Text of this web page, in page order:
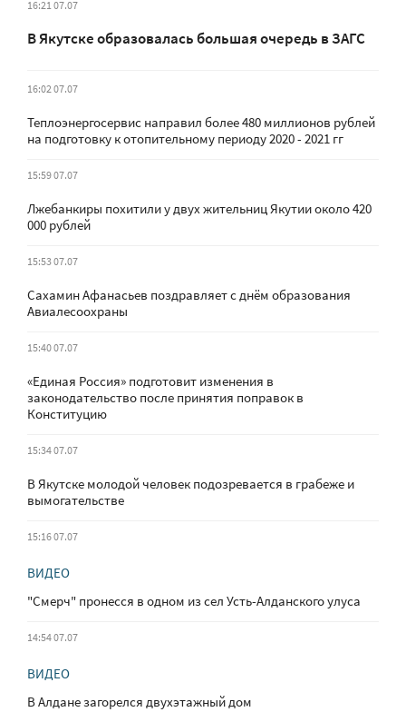
16:21 07.07
В Якутске образовалась большая очередь в ЗАГС
16:02 07.07
Теплоэнергосервис направил более 480 миллионов рублей
на подготовку к отопительному периоду 2020 - 2021 гг
15:59 07.07
Лжебанкиры похитили у двух жительниц Якутии около 420
000 рублей
15:53 07.07
Сахамин Афанасьев поздравляет с днём образования
Авиалесоохраны
15:40 07.07
«Единая Россия» подготовит изменения в
законодательство после принятия поправок в
Конституцию
15:34 07.07
В Якутске молодой человек подозревается в грабеже и
вымогательстве
15:16 07.07
ВИДЕО
"Смерч" пронесся в одном из сел Усть-Алданского улуса
14:54 07.07
ВИДЕО
В Алдане загорелся двухэтажный дом